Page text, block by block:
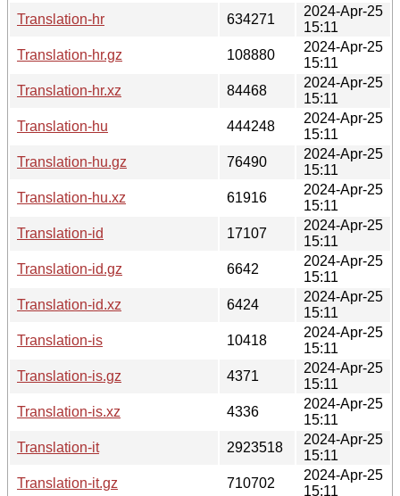
Translation-hr
634271
2024-Apr-25
15:11
Translation-hr.gz
108880
2024-Apr-25
15:11
Translation-hr.xz
84468
2024-Apr-25
15:11
Translation-hu
444248
2024-Apr-25
15:11
Translation-hu.gz
76490
2024-Apr-25
15:11
Translation-hu.xz
61916
2024-Apr-25
15:11
Translation-id
17107
2024-Apr-25
15:11
Translation-id.gz
6642
2024-Apr-25
15:11
Translation-id.xz
6424
2024-Apr-25
15:11
Translation-is
10418
2024-Apr-25
15:11
Translation-is.gz
4371
2024-Apr-25
15:11
Translation-is.xz
4336
2024-Apr-25
15:11
Translation-it
2923518
2024-Apr-25
15:11
Translation-it.gz
710702
2024-Apr-25
15:11